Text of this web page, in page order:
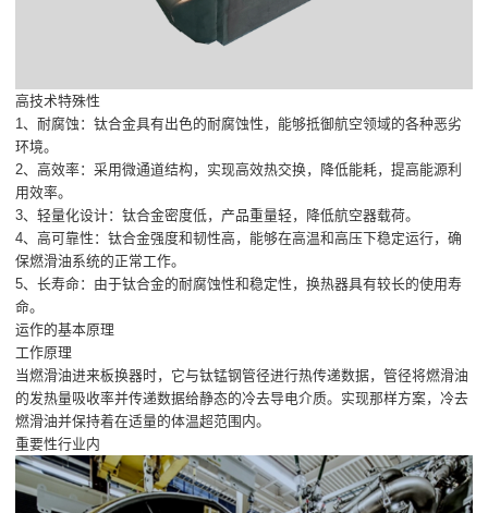
高技术特殊性
1、耐腐蚀：钛合金具有出色的耐腐蚀性，能够抵御航空领域的各种恶劣
环境。
2、高效率：采用微通道结构，实现高效热交换，降低能耗，提高能源利
用效率。
3、轻量化设计：钛合金密度低，产品重量轻，降低航空器载荷。
4、高可靠性：钛合金强度和韧性高，能够在高温和高压下稳定运行，确
保燃滑油系统的正常工作。
5、长寿命：由于钛合金的耐腐蚀性和稳定性，换热器具有较长的使用寿
命。
运作的基本原理
工作原理
当燃滑油进来板换器时，它与钛锰钢管径进行热传递数据，管径将燃滑油
的发热量吸收率并传递数据给静态的冷去导电介质。实现那样方案，冷去
燃滑油并保持着在适量的体温超范围内。
重要性行业内